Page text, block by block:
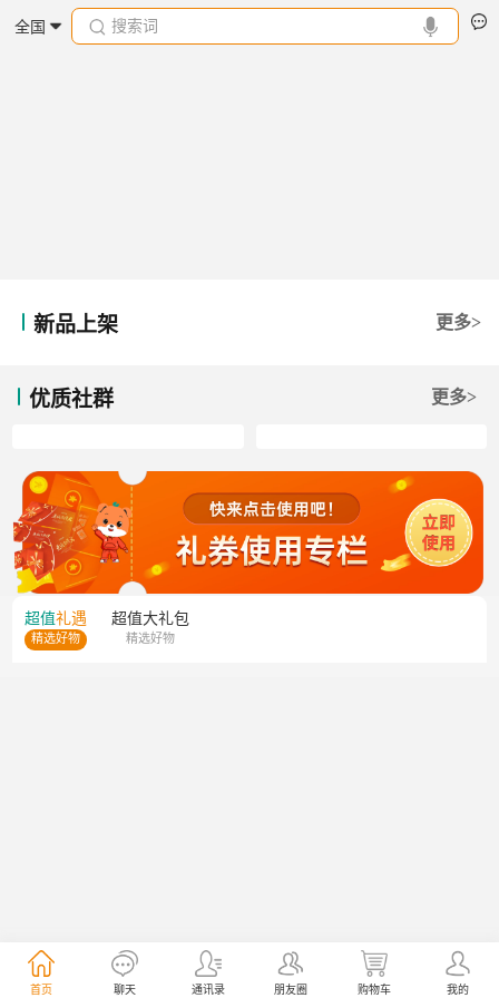
全国 搜索词
新品上架 更多>
优质社群 更多>
超值礼遇
精选好物
超值大礼包
精选好物
首页 聊天 通讯录 朋友圈 购物车 我的